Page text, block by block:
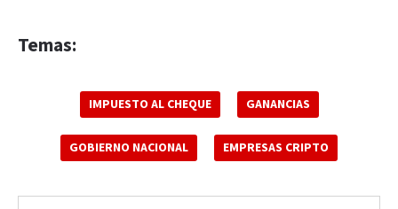
Temas:
IMPUESTO AL CHEQUE GANANCIAS
GOBIERNO NACIONAL EMPRESAS CRIPTO